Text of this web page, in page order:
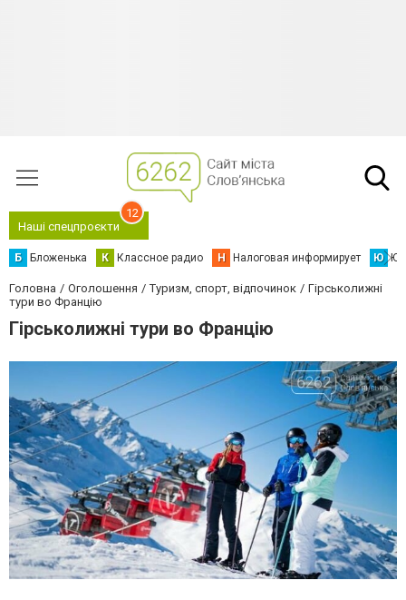
Наші спецпроєкти
12
Б Бложенька К Классное радио Н Налоговая информирует Ю
Головна Оголошення Туризм, спорт, відпочинок
Гірськолижні
тури во Францію
Гірськолижні тури во Францію